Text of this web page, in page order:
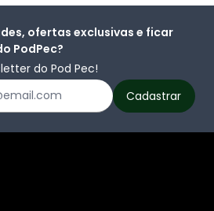
ofertas exclusivas e ficar
PodPec?
do Pod Pec!